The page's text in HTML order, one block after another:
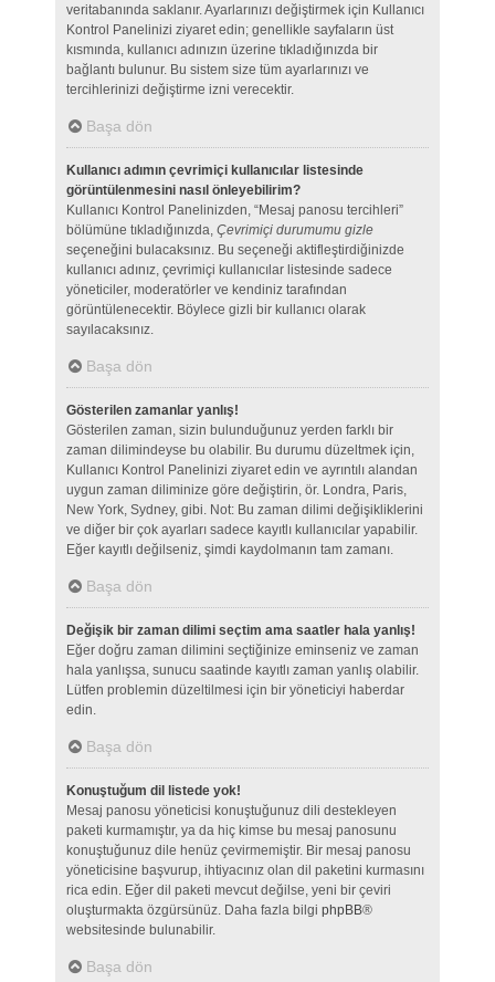
veritabanında saklanır. Ayarlarınızı değiştirmek için Kullanıcı
Kontrol Panelinizi ziyaret edin; genellikle sayfaların üst
kısmında, kullanıcı adınızın üzerine tıkladığınızda bir
bağlantı bulunur. Bu sistem size tüm ayarlarınızı ve
tercihlerinizi değiştirme izni verecektir.
Başa dön
Kullanıcı adımın çevrimiçi kullanıcılar listesinde
görüntülenmesini nasıl önleyebilirim?
Kullanıcı Kontrol Panelinizden, “Mesaj panosu tercihleri”
bölümüne tıkladığınızda, Çevrimiçi durumumu gizle
seçeneğini bulacaksınız. Bu seçeneği aktifleştirdiğinizde
kullanıcı adınız, çevrimiçi kullanıcılar listesinde sadece
yöneticiler, moderatörler ve kendiniz tarafından
görüntülenecektir. Böylece gizli bir kullanıcı olarak
sayılacaksınız.
Başa dön
Gösterilen zamanlar yanlış!
Gösterilen zaman, sizin bulunduğunuz yerden farklı bir
zaman dilimindeyse bu olabilir. Bu durumu düzeltmek için,
Kullanıcı Kontrol Panelinizi ziyaret edin ve ayrıntılı alandan
uygun zaman diliminize göre değiştirin, ör. Londra, Paris,
New York, Sydney, gibi. Not: Bu zaman dilimi değişikliklerini
ve diğer bir çok ayarları sadece kayıtlı kullanıcılar yapabilir.
Eğer kayıtlı değilseniz, şimdi kaydolmanın tam zamanı.
Başa dön
Değişik bir zaman dilimi seçtim ama saatler hala yanlış!
Eğer doğru zaman dilimini seçtiğinize eminseniz ve zaman
hala yanlışsa, sunucu saatinde kayıtlı zaman yanlış olabilir.
Lütfen problemin düzeltilmesi için bir yöneticiyi haberdar
edin.
Başa dön
Konuştuğum dil listede yok!
Mesaj panosu yöneticisi konuştuğunuz dili destekleyen
paketi kurmamıştır, ya da hiç kimse bu mesaj panosunu
konuştuğunuz dile henüz çevirmemiştir. Bir mesaj panosu
yöneticisine başvurup, ihtiyacınız olan dil paketini kurmasını
rica edin. Eğer dil paketi mevcut değilse, yeni bir çeviri
oluşturmakta özgürsünüz. Daha fazla bilgi phpBB®
websitesinde bulunabilir.
Başa dön